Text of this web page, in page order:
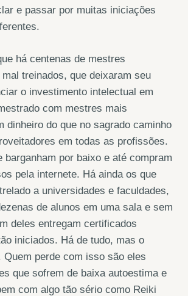
e passar por muitas iniciações
há centenas de mestres
treinados, que deixaram seu
o investimento intelectual em
com mestres mais
dinheiro do que no sagrado caminho
em todas as profissões.
barganham por baixo e até compram
pela internete. Há ainda os que
a universidades e faculdades,
de alunos em uma sala e sem
deles entregam certificados
iniciados. Há de tudo, mas o
Quem perde com isso são eles
que sofrem de baixa autoestima e
com algo tão sério como Reiki